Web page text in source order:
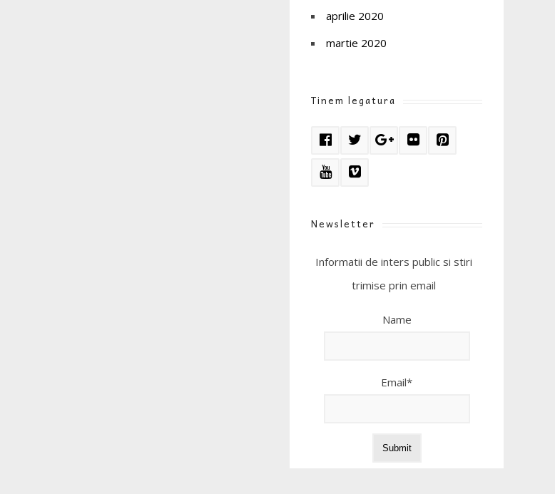
aprilie 2020
martie 2020
Tinem legatura
Newsletter
Informatii de inters public si stiri
trimise prin email
Name
Email*